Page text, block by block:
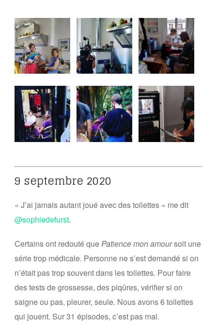
9 septembre 2020
« J’ai jamais autant joué avec des toilettes » me dit
@sophiedefurst.
Certains ont redouté quePatience mon amoursoit une
série trop médicale. Personne ne s’est demandé si on
n’était pas trop souvent dans les toilettes. Pour faire
des tests de grossesse, des piqûres, vérifier si on
saigne ou pas, pleurer, seule. Nous avons 6 toilettes
qui jouent. Sur 31 épisodes, c’est pas mal.